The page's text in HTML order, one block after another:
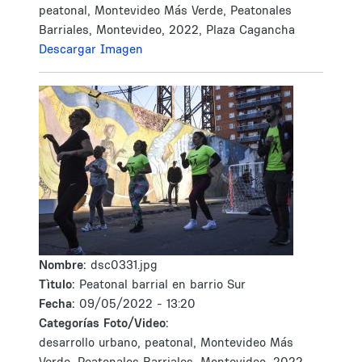
peatonal, Montevideo Más Verde, Peatonales
Barriales, Montevideo, 2022, Plaza Cagancha
Descargar Imagen
Nombre: dsc0331.jpg
Tìtulo: Peatonal barrial en barrio Sur
Fecha: 09/05/2022 - 13:20
Categorías Foto/Video:
desarrollo urbano, peatonal, Montevideo Más